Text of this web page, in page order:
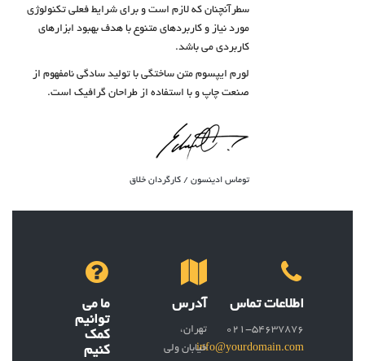
سطرآنچنان که لازم است و برای شرایط فعلی تکنولوژی
مورد نیاز و کاربردهای متنوع با هدف بهبود ابزارهای
کاربردی می باشد.
لورم ایپسوم متن ساختگی با تولید سادگی نامفهوم از
صنعت چاپ و با استفاده از طراحان گرافیک است.
توماس ادینسون / کارگردان خلاق
اطلاعات تماس
021-54637876
info@yourdomain.com
آدرس
تهران،
خیابان ولی
ما می
توانیم
کمک
کنیم